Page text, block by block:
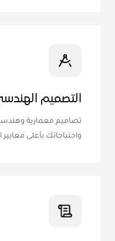
التصميم
تصاميم معمارية
واحتياجاتك بأعلى معايير